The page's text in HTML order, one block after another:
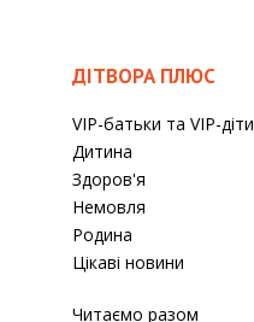
ДІТВОРА ПЛЮС
VIP-батьки та VIP-діти
Дитина
Здоров'я
Немовля
Родина
Цікаві новини
Читаємо разом